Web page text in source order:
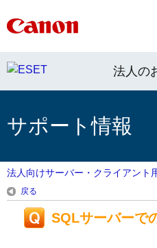
法人の
サポート情報
法人向けサーバー・クライアント
戻る
SQLサーバーで